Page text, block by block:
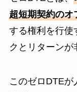
超短期契約のオ
する権利を行使
クとリターンが
このゼロDTEが